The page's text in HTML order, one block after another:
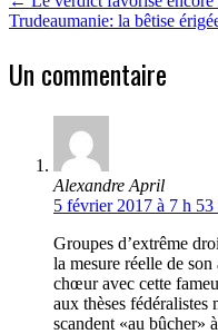
Trudeaumanie: la bêtise
Un commentaire
Alexandre April
5 février 2017 à 7 h 53
Groupes d’extrême
la mesure réelle de
chœur avec cette
aux thèses
scandent «au bûcher»